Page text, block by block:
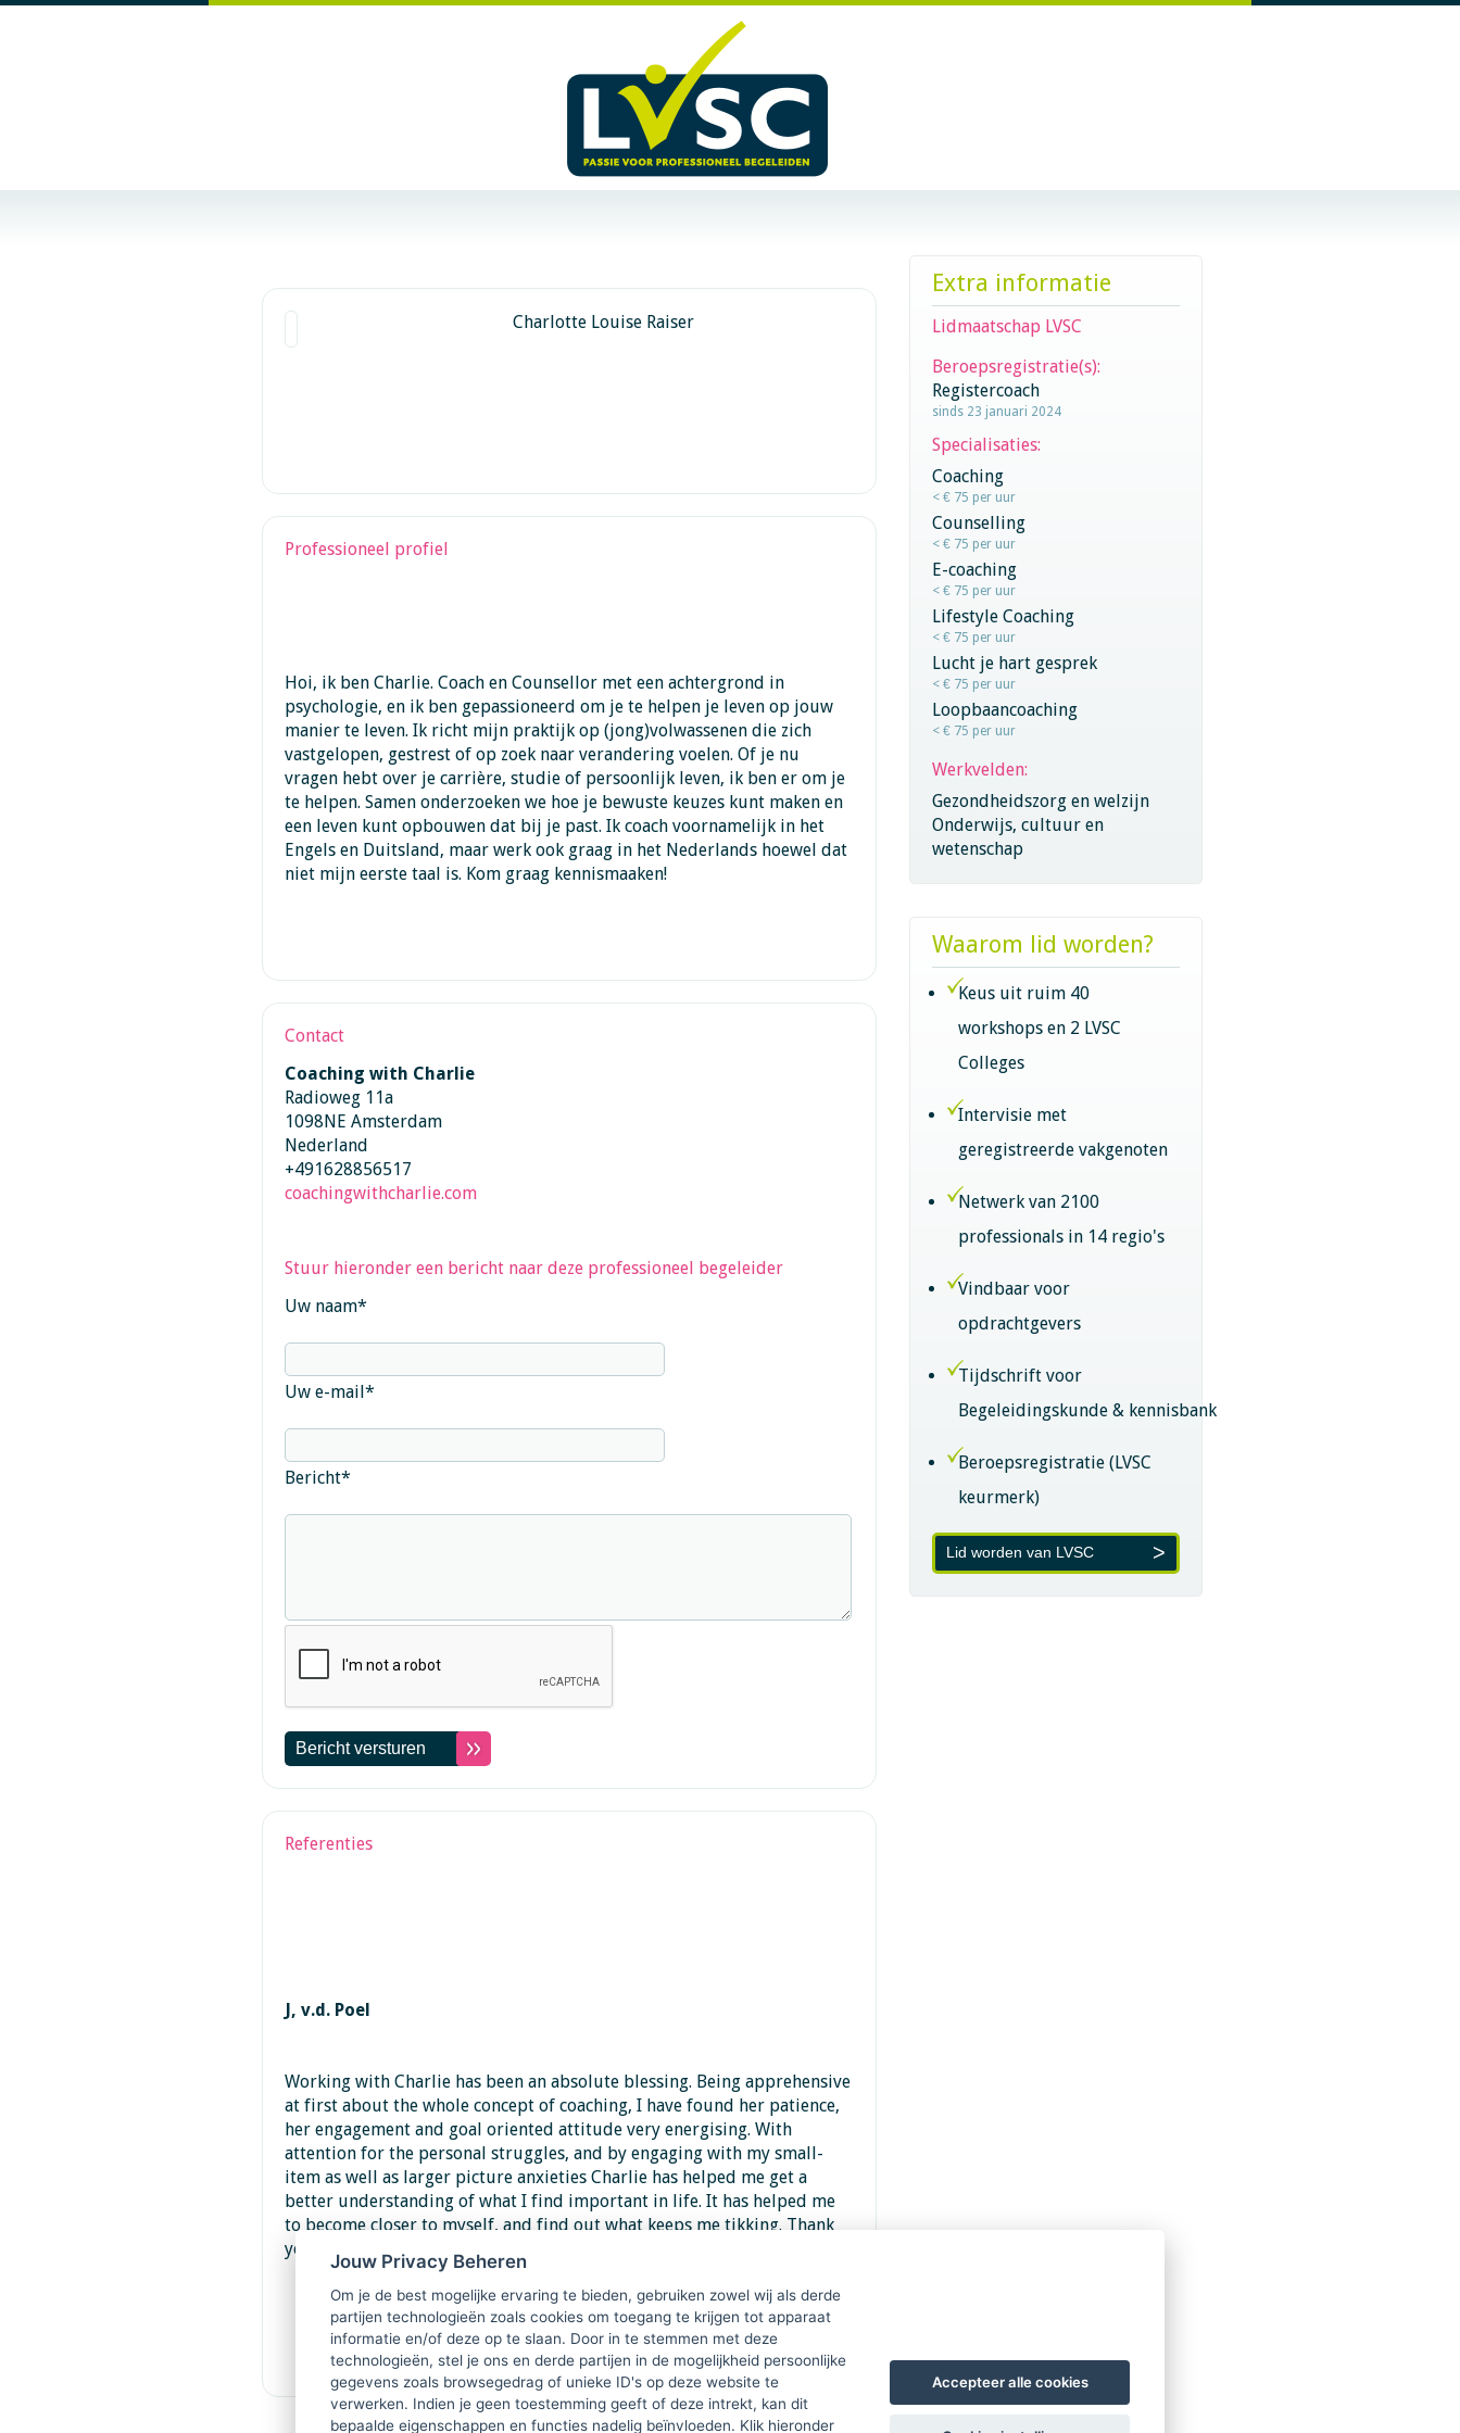
Charlotte Louise Raiser
Professioneel profiel
Hoi, ik ben Charlie. Coach en Counsellor met een achtergrond in
psychologie, en ik ben gepassioneerd om je te helpen je leven op jouw
manier te leven. Ik richt mijn praktijk op (jong)volwassenen die zich
vastgelopen, gestrest of op zoek naar verandering voelen. Of je nu
vragen hebt over je carrière, studie of persoonlijk leven, ik ben er om je
te helpen. Samen onderzoeken we hoe je bewuste keuzes kunt maken en
een leven kunt opbouwen dat bij je past. Ik coach voornamelijk in het
Engels en Duitsland, maar werk ook graag in het Nederlands hoewel dat
niet mijn eerste taal is. Kom graag kennismaaken!
Contact
Coaching with Charlie
Radioweg 11a
1098NE Amsterdam
Nederland
+491628856517
coachingwithcharlie.com
Stuur hieronder een bericht naar deze professioneel begeleider
Uw naam*
Uw e-mail*
Bericht*
Referenties
J, v.d. Poel
Working with Charlie has been an absolute blessing. Being apprehensive
at first about the whole concept of coaching, I have found her patience,
her engagement and goal oriented attitude very energising. With
attention for the personal struggles, and by engaging with my small-
item as well as larger picture anxieties Charlie has helped me get a
better understanding of what I find important in life. It has helped me
to become closer to myself, and find out what keeps me tikking. Thank
you!
Extra informatie
Lidmaatschap LVSC
Beroepsregistratie(s):
Registercoach
sinds 23 januari 2024
Specialisaties:
Coaching
< € 75 per uur
Counselling
< € 75 per uur
E-coaching
< € 75 per uur
Lifestyle Coaching
< € 75 per uur
Lucht je hart gesprek
< € 75 per uur
Loopbaancoaching
< € 75 per uur
Werkvelden:
Gezondheidszorg en welzijn
Onderwijs, cultuur en
wetenschap
Waarom lid worden?
Keus uit ruim 40
workshops en 2 LVSC
Colleges
Intervisie met
geregistreerde vakgenoten
Netwerk van 2100
professionals in 14 regio's
Vindbaar voor
opdrachtgevers
Tijdschrift voor
Begeleidingskunde & kennisbank
Beroepsregistratie (LVSC
keurmerk)
Lid worden van LVSC
Jouw Privacy Beheren
Om je de best mogelijke ervaring te bieden, gebruiken zowel wij als derde
partijen technologieën zoals cookies om toegang te krijgen tot apparaat
informatie en/of deze op te slaan. Door in te stemmen met deze
technologieën, stel je ons en derde partijen in de mogelijkheid persoonlijke
gegevens zoals browsegedrag of unieke ID's op deze website te
verwerken. Indien je geen toestemming geeft of deze intrekt, kan dit
bepaalde eigenschappen en functies nadelig beïnvloeden. Klik hieronder
Accepteer alle cookies